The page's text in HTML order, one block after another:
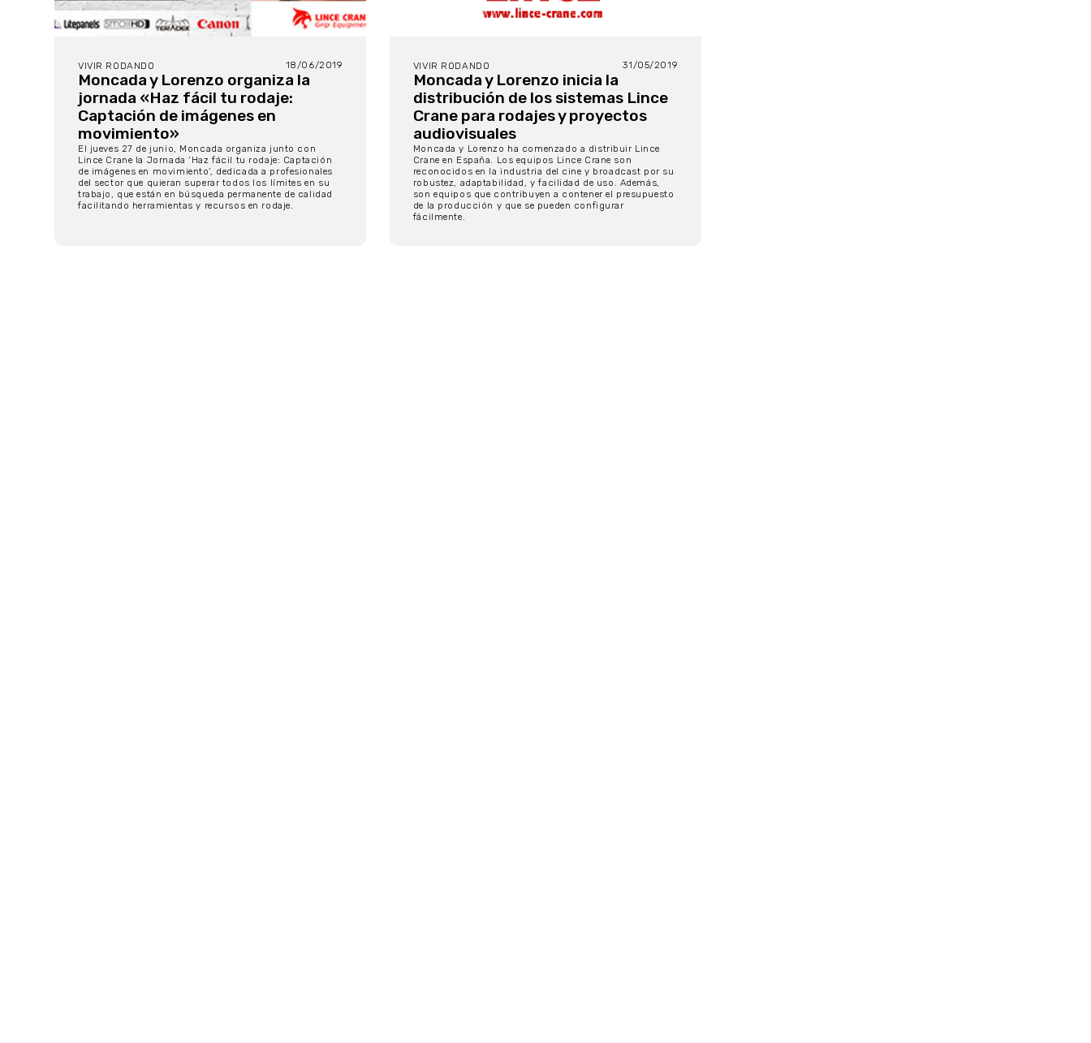
VIVIR RODANDO 18/06/2019
Moncada y Lorenzo organiza la
jornada «Haz fácil tu rodaje:
Captación de imágenes en
movimiento»
El jueves 27 de junio, Moncada organiza junto con
Lince Crane la Jornada ‘Haz fácil tu rodaje: Captación
de imágenes en movimiento’, dedicada a profesionales
del sector que quieran superar todos los límites en su
trabajo, que están en búsqueda permanente de calidad
facilitando herramientas y recursos en rodaje.
VIVIR RODANDO 31/05/2019
Moncada y Lorenzo inicia la
distribución de los sistemas Lince
Crane para rodajes y proyectos
audiovisuales
Moncada y Lorenzo ha comenzado a distribuir Lince
Crane en España. Los equipos Lince Crane son
reconocidos en la industria del cine y broadcast por su
robustez, adaptabilidad, y facilidad de uso. Además,
son equipos que contribuyen a contener el presupuesto
de la producción y que se pueden configurar
fácilmente.